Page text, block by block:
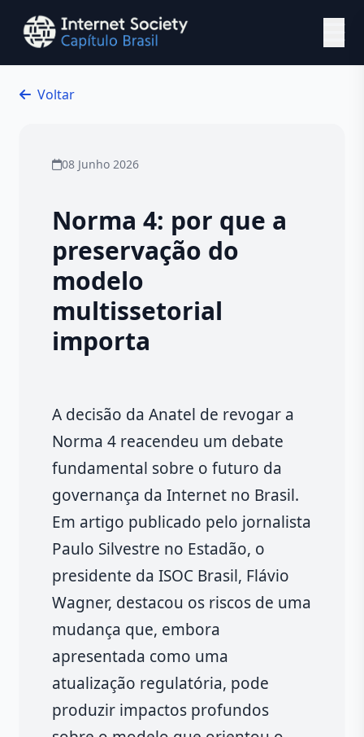
Ir para o conteúdo principal
Voltar
08 Junho 2026
Norma 4: por que a
preservação do
modelo
multissetorial
importa
A decisão da Anatel de revogar a
Norma 4 reacendeu um debate
fundamental sobre o futuro da
governança da Internet no Brasil.
Em artigo publicado pelo jornalista
Paulo Silvestre no Estadão, o
presidente da ISOC Brasil, Flávio
Wagner, destacou os riscos de uma
mudança que, embora
apresentada como uma
atualização regulatória, pode
produzir impactos profundos